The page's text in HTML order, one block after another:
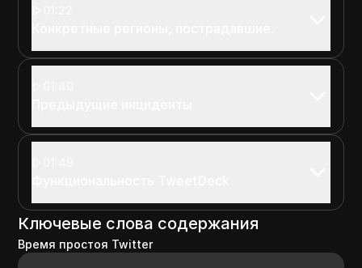
Ключевые слова содержания
Время простоя Twitter